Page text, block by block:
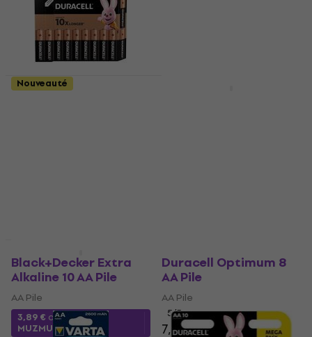
Nouveauté
Black+Decker Extra
Alkaline 10 AA Pile
AA Pile
3,89 € avec le code
MUZMUZ-5
Duracell Optimum 8
AA Pile
AA Pile
5/5
7,39 €